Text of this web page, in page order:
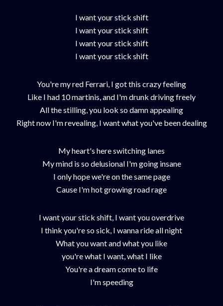
I want your stick shift
I want your stick shift
I want your stick shift
I want your stick shift
You're my red Ferrari, I got this crazy feeling
Like I had 10 martinis, and I'm drunk driving freely
All the stilling, you look so damn appealing
Right now I'm revealing, I want what you've been dealing
My heart's here switching lanes
My mind is so delusional I'm going insane
I only hope we're on the same page
Cause I'm hot growing road rage
I want your stick shift, I want you overdrive
I think you're so sick, I wanna ride all night
What you want and what you like
you're what I want, what I like
You're a dream come to life
I'm speeding